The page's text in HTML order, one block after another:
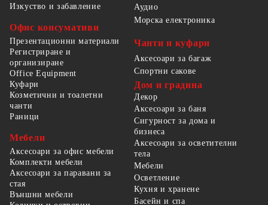
Изкуство и забавление
Офис консумативи
Презентационни материали
Регистриране и
организиране
Office Equipment
Аудио
Морска електроника
Чанти и куфари
Аксесоари за багаж
Спортни сакове
Куфари
Козметични и тоалетни
чанти
Раници
Мебели
Аксесоари за офис мебели
Комплекти мебели
Аксесоари за паравани за
стая
Външни мебели
Дом и градина
Декор
Аксесоари за баня
Сигурност за дома и
бизнеса
Аксесоари за осветителни
тела
Мебели
Осветление
Кухня и хранене
Басейн и спа